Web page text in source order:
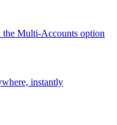
the Multi-Accounts option
instantly